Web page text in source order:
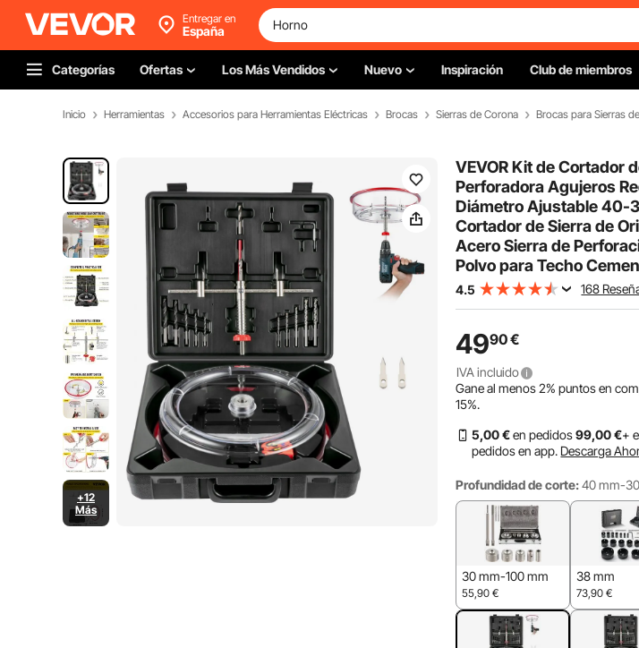
Entregar en
España
Categorías Ofertas Los Más Vendidos Nuevo Inspiración Club de miembros
Inicio Herramientas Accesorios para Herramientas Eléctricas Brocas Sierras de Corona Brocas para Sierras
+12
Más
VEVOR Kit de Cortador
Perforadora Agujeros
Diámetro Ajustable 40-
Cortador de Sierra de
Acero Sierra de
Polvo para Techo
4.5 168
4990€
IVA incluido
Gane al menos2% puntos en
15%.
5,00 €en pedidos99,00 €+
pedidos en app. Descarga
Profundidad de corte: 40 mm-
30 mm-100 mm
55,90 €
38 mm
73,90 €